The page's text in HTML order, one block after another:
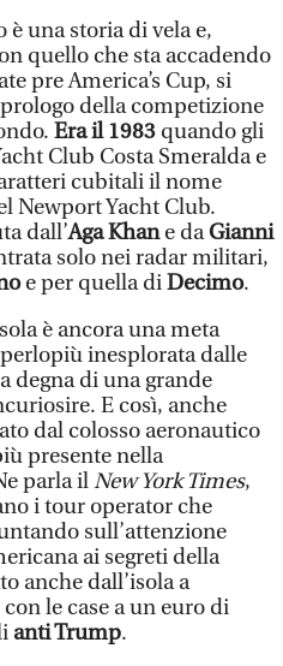
una storia di vela e,
quello che sta accadendo
pre America’s Cup, si
della competizione
Era il 1983 quando gli
Club Costa Smeralda e
cubitali il nome
Newport Yacht Club.
dall’Aga Khane daGianni
solo nei radar militari,
e per quella diDecimo.
è ancora una meta
inesplorata dalle
degna di una grande
E così, anche
dal colosso aeronautico
presente nella
parla ilNew York Times,
i tour operator che
sull’attenzione
ai segreti della
anche dall’isola a
le case a un euro di
anti Trump.